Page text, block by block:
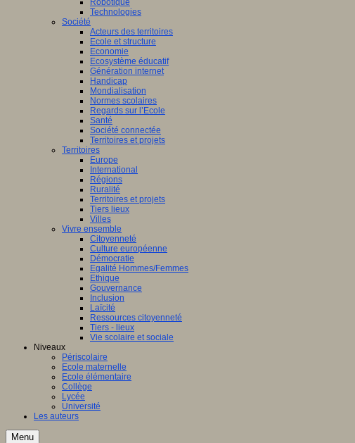
Robotique
Technologies
Société
Acteurs des territoires
Ecole et structure
Economie
Ecosystème éducatif
Génération internet
Handicap
Mondialisation
Normes scolaires
Regards sur l’Ecole
Santé
Société connectée
Territoires et projets
Territoires
Europe
International
Régions
Ruralité
Territoires et projets
Tiers lieux
Villes
Vivre ensemble
Citoyenneté
Culture européenne
Démocratie
Egalité Hommes/Femmes
Ethique
Gouvernance
Inclusion
Laïcité
Ressources citoyenneté
Tiers - lieux
Vie scolaire et sociale
Niveaux
Périscolaire
Ecole maternelle
Ecole élémentaire
Collège
Lycée
Université
Les auteurs
Menu